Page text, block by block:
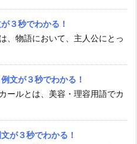
３秒でわかる！
、物語において、主人公にとっ
文が３秒でわかる！
ールとは、美容・理容用語でカ
が３秒でわかる！